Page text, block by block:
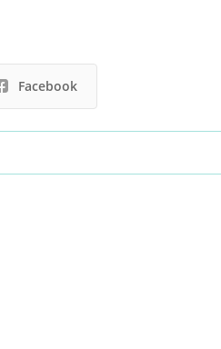
Facebook